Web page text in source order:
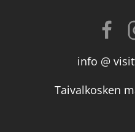
info @
Taivalkosken